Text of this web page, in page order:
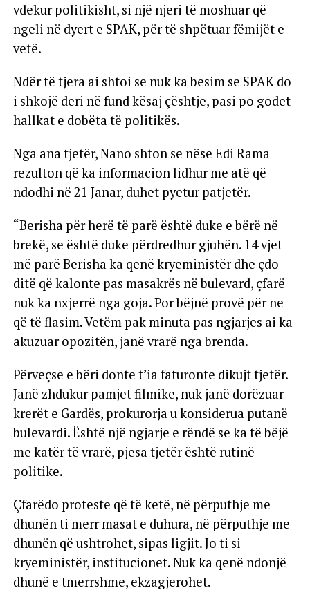
vdekur politikisht, si një njeri të moshuar që
ngeli në dyert e SPAK, për të shpëtuar fëmijët e
vetë.
Ndër të tjera ai shtoi se nuk ka besim se SPAK do
i shkojë deri në fund kësaj çështje, pasi po godet
hallkat e dobëta të politikës.
Nga ana tjetër, Nano shton se nëse Edi Rama
rezulton që ka informacion lidhur me atë që
ndodhi në 21 Janar, duhet pyetur patjetër.
“Berisha për herë të parë është duke e bërë në
brekë, se është duke përdredhur gjuhën. 14 vjet
më parë Berisha ka qenë kryeministër dhe çdo
ditë që kalonte pas masakrës në bulevard, çfarë
nuk ka nxjerrë nga goja. Por bëjnë provë për ne
që të flasim. Vetëm pak minuta pas ngjarjes ai ka
akuzuar opozitën, janë vrarë nga brenda.
Përveçse e bëri donte t’ia faturonte dikujt tjetër.
Janë zhdukur pamjet filmike, nuk janë dorëzuar
krerët e Gardës, prokurorja u konsiderua putanë
bulevardi. Është një ngjarje e rëndë se ka të bëjë
me katër të vrarë, pjesa tjetër është rutinë
politike.
Çfarëdo proteste që të ketë, në përputhje me
dhunën ti merr masat e duhura, në përputhje me
dhunën që ushtrohet, sipas ligjit. Jo ti si
kryeministër, institucionet. Nuk ka qenë ndonjë
dhunë e tmerrshme, ekzagjerohet.